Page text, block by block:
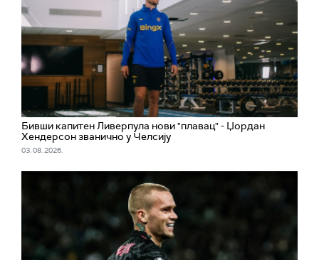
Бивши капитен Ливерпула нови "плавац" - Џордан
Хендерсон званично у Челсију
03. 08. 2026.